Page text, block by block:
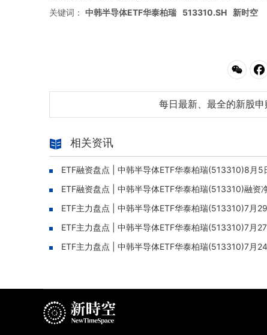
关键词： 中韩半导体ETF华泰柏瑞 513310.SH 新时空
每日最新、最全的新股
相关资讯
ETF融资盘点 | 中韩半导体ETF华泰柏瑞(513310)8月
ETF融资盘点 | 中韩半导体ETF华泰柏瑞(513310)融资
ETF主力盘点 | 中韩半导体ETF华泰柏瑞(513310)7月
ETF主力盘点 | 中韩半导体ETF华泰柏瑞(513310)7月
ETF主力盘点 | 中韩半导体ETF华泰柏瑞(513310)7月